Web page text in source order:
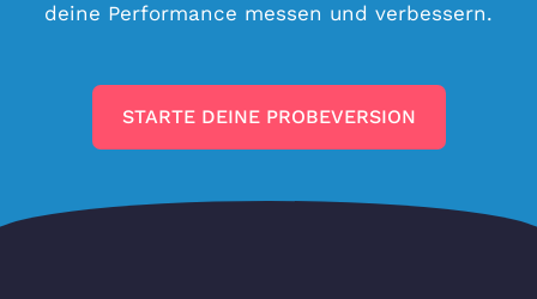
deine Performance messen und verbessern.
STARTE DEINE PROBEVERSION